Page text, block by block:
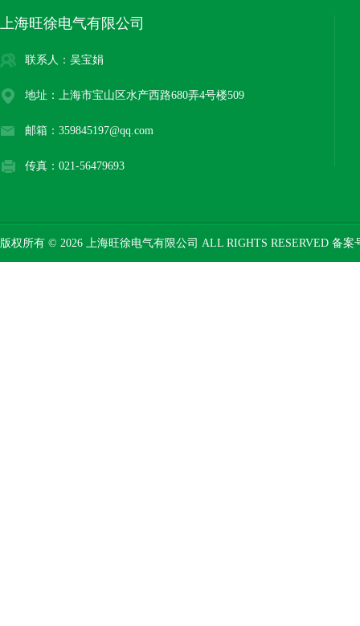
上海旺徐电气有限公司
联系人：吴宝娟
地址：上海市宝山区水产西路680弄4号楼509
邮箱：359845197@qq.com
传真：021-56479693
版权所有 © 2026 上海旺徐电气有限公司 ALL RIGHTS RESERVED 备案